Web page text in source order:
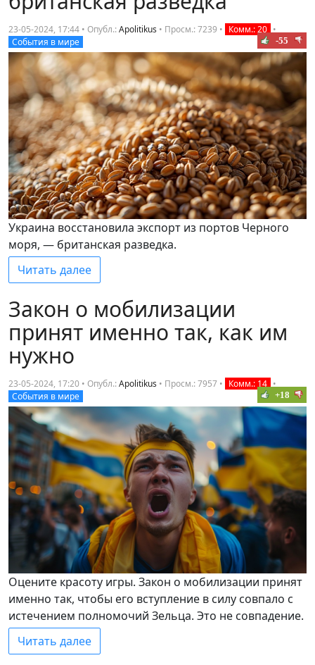
23-05-2024, 17:44 • Опубл.:Apolitikus • Просм.: 7239 • Комм.: 20 •
События в мире
-55
Украина восстановила экспорт из портов Черного
моря, — британская разведка.
Читать далее
Закон о мобилизации
принят именно так, как им
нужно
23-05-2024, 17:20 • Опубл.:Apolitikus • Просм.: 7957 • Комм.: 14 •
События в мире
+18
Оцените красоту игры. Закон о мобилизации принят
именно так, чтобы его вступление в силу совпало с
истечением полномочий Зельца. Это не совпадение.
Читать далее